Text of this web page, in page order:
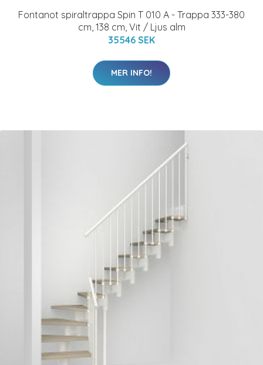
Fontanot spiraltrappa Spin T 010 A - Trappa 333-380
cm, 138 cm, Vit / Ljus alm
35546 SEK
MER INFO!